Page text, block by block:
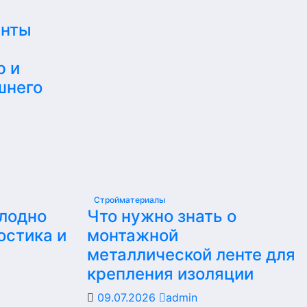
и
и
Стройматериалы
Что нужно знать о
монтажной
металлической ленте для
крепления изоляции
09.07.2026 admin